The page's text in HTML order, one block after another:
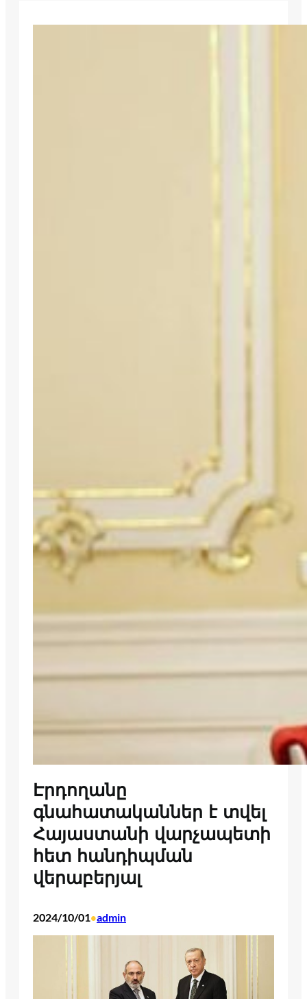
Էրդողանը
գնահատականներ է տվել
Հայաստանի վարչապետի
հետ հանդիպման
վերաբերյալ
2024/10/01•admin